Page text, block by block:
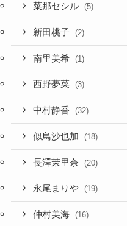
菜那セシル (5)
新田桃子 (2)
南里美希 (1)
西野夢菜 (3)
中村静香 (32)
似鳥沙也加 (18)
長澤茉里奈 (20)
永尾まりや (19)
仲村美海 (16)